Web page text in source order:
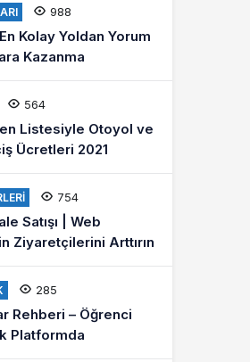
988
Kolay Yoldan Yorum
Kazanma
564
Listesiyle Otoyol ve
Ücretleri 2021
754
Satışı | Web
Ziyaretçilerini Arttırın
285
Rehberi – Öğrenci
Platformda